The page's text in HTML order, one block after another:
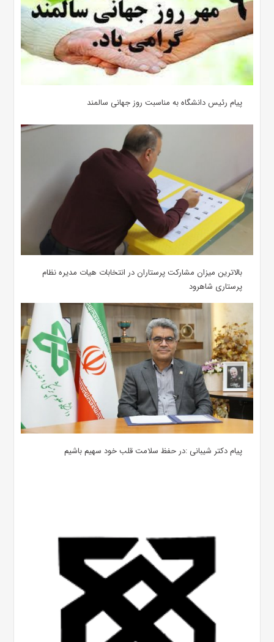
پیام رئیس دانشگاه به مناسبت روز جهانی سالمند
بالاترین میزان مشارکت پرستاران در انتخابات هیات مدیره نظام
پرستاری شاهرود
پیام دکتر شیبانی :در حفظ سلامت قلب خود سهیم باشیم